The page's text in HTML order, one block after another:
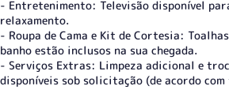
- Entretenimento: Televisão disponível
relaxamento.
- Roupa de Cama e Kit de Cortesia:
banho estão inclusos na sua chegada.
- Serviços Extras: Limpeza adicional e
disponíveis sob solicitação (de acordo com